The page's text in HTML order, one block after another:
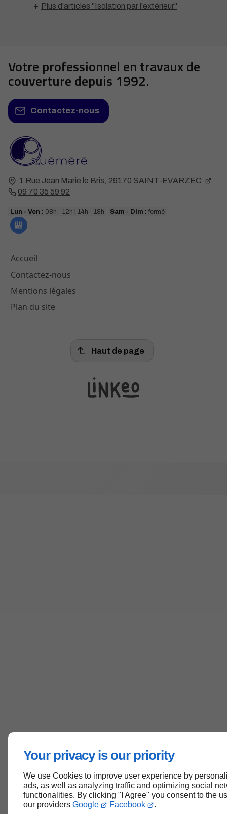
Your privacy is our priority
We use Cookies to improve user experience by
ads, as well as analyzing traffic and optimizing social
functionalities. By clicking "I Agree" you consent to the
our providers Google Facebook .
Plus d'articles "Isolation par l'extérieur"
1 Rue Jean Marie le Bris, 29170 SAINT-EVARZEC
09 70 35 59 92
Lun - Ven : 08h - 12h | 14h - 18h Sam - Dim : fermé
Accueil
Contactez-nous
Mentions légales
Plan du site
Votre professionnel en travaux de
couverture depuis 1992.
Contactez-nous
Haut de page